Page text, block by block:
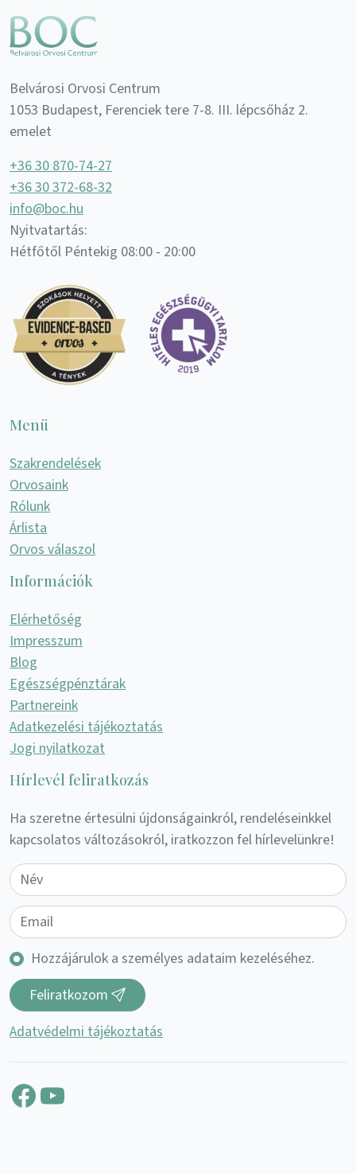
Belvárosi Orvosi Centrum
1053 Budapest, Ferenciek tere 7-8. III. lépcsőház 2.
emelet
+36 30 870-74-27
+36 30 372-68-32
info@boc.hu
Nyitvatartás:
Hétfőtől Péntekig 08:00 - 20:00
Menü
Szakrendelések
Orvosaink
Rólunk
Árlista
Orvos válaszol
Információk
Elérhetőség
Impresszum
Blog
Egészségpénztárak
Partnereink
Adatkezelési tájékoztatás
Jogi nyilatkozat
Hírlevél feliratkozás
Ha szeretne értesülni újdonságainkról, rendeléseinkkel
kapcsolatos változásokról, iratkozzon fel hírlevelünkre!
Hozzájárulok a személyes adataim kezeléséhez.
Feliratkozom
Adatvédelmi tájékoztatás
Facebook
YouTube